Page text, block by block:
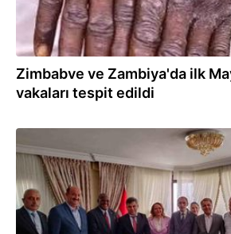
Zimbabve ve Zambiya'da ilk
vakaları tespit edildi
09.08.2024